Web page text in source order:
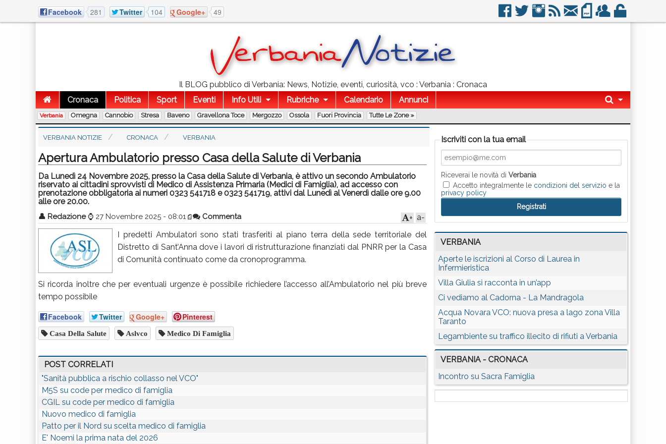
Facebook 281 Twitter 104 Google+ 49
Il BLOG pubblico di Verbania: News, Notizie, eventi, curiosità, vco : Verbania : Cronaca
Cronaca
Politica Sport Eventi Info Utili Rubriche Calendario Annunci
Verbania Omegna Cannobio Stresa Baveno Gravellona Toce Mergozzo Ossola Fuori Provincia Tutte Le Zone »
VERBANIA NOTIZIE CRONACA VERBANIA
Apertura Ambulatorio presso Casa della Salute di Verbania
Da Lunedì 24 Novembre 2025, presso la Casa della Salute di Verbania, è attivo un secondo Ambulatorio
riservato ai cittadini sprovvisti di Medico di Assistenza Primaria (Medici di Famiglia), ad accesso con
prenotazione obbligatoria ai numeri 0323 541718 e 0323 541719, attivi dal Lunedì al Venerdì dalle ore 9.00
alle ore 20.00.
👤 Redazione ⌚ 27 Novembre 2025 - 08:01 Commenta a-
+
I predetti Ambulatori sono stati trasferiti al piano terra della sede territoriale del
Distretto di Sant’Anna dove i lavori di ristrutturazione finanziati dal PNRR per la Casa
di Comunità continuato come da cronoprogramma.
Si ricorda inoltre che per eventuali urgenze è possibile richiedere l’accesso all’Ambulatorio nel più breve
tempo possibile
Facebook Twitter Google+ Pinterest
Casa Della Salute Aslvco Medico Di Famiglia
POST CORRELATI
"Sanità pubblica a rischio collasso nel VCO"
M5S su code per medico di famiglia
CGIL su code per medico di famiglia
Nuovo medico di famiglia
Patto per il Nord su scelta medico di famiglia
E' Noemi la prima nata del 2026
Iscriviti con la tua email
Riceverai le novità diVerbania
Accetto integralmente le condizioni del servizio e la
privacy policy
VERBANIA
Aperte le iscrizioni al Corso di Laurea in
Infermieristica
Villa Giulia si racconta in un’app
Ci vediamo al Cadorna - La Mandragola
Acqua Novara VCO: nuova presa a lago zona Villa
Taranto
Legambiente su traffico illecito di rifiuti a Verbania
VERBANIA - CRONACA
Incontro su Sacra Famiglia